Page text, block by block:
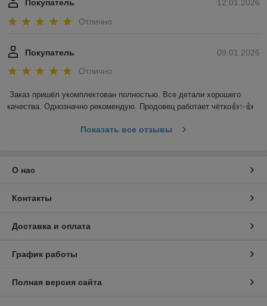
12.01.2026
Покупатель
Отлично
09.01.2026
Покупатель
Отлично
Заказ пришёл укомплектован полностью. Все детали хорошего
качества. Однозначно рекомендую. Продовец работает чётко👍✨️👍
Показать все отзывы
О нас
Контакты
Доставка и оплата
График работы
Полная версия сайта